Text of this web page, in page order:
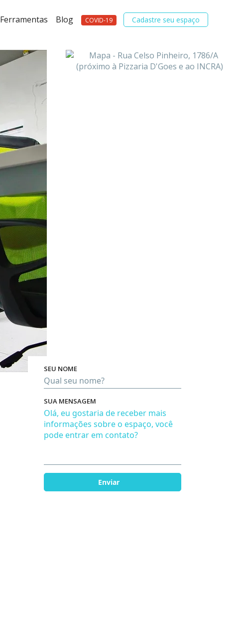
Ferramentas Blog COVID-19
Cadastre seu espaço
SEU NOME
SUA MENSAGEM
Enviar